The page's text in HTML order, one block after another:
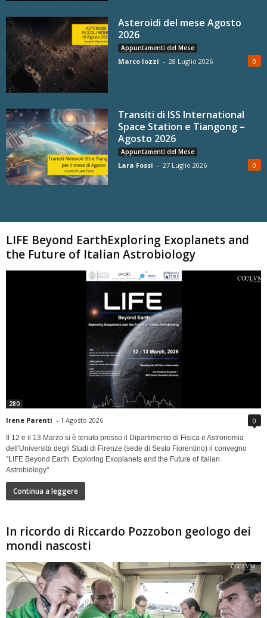
Asteroidi del mese Agosto
2026
Appuntamenti del Mese
Marco Iozzi - 28 Luglio 2026 0
Transiti di ISS International
Space Station e Tiangong –
Agosto 2026
Appuntamenti del Mese
Lara Fossi - 27 Luglio 2026 0
LIFE Beyond EarthExploring Exoplanets and
the Future of Italian Astrobiology
280
Irene Parenti - 1 Agosto 2026 0
Il 12 e il 13 Marzo si è tenuto presso il Dipartimento di Fisica e Astronomia
dell'Università degli Studi di Firenze (sede di Sesto Fiorentino) il convegno
"LIFE Beyond Earth. Exploring Exoplanets and the Future of Italian
Astrobiology"
Continua a leggere
In ricordo di Riccardo Pozzobon geologo dei
mondi nascosti